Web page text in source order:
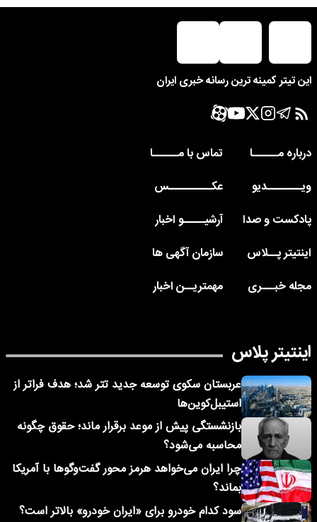
این تیتر کمینه ترین رسانه خبری ایران
درباره مــــــا
تماس با مــــــا
ویــــــــدیو
عکــــــــــس
پادکست و صدا
آرشیـــــو اخبار
اینتیتر پــلاس
سازمان آگهی ها
مجله خبـــری
مهمتریــن اخبار
اینتیتر پلاس
عربستان سکوی توسعه جدید تتر شد؛ هدف فراتر از
استیبل‌کوین‌ها
بازنشستگی پیش از موعد برقرار ماند؛ حقوق چگونه
محاسبه می‌شود؟
چرا ایران می‌خواهد هرمز محور گفت‌وگوها با آمریکا
بماند؟
سود کدام خودرو برای «ایران خودرو» بالاتر است؟